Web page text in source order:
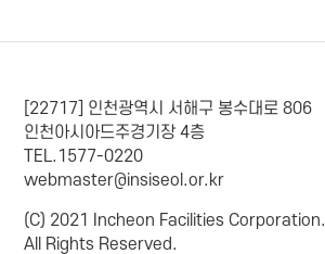
[22717] 인천광역시 서해구 봉수대로 806
인천아시아드주경기장 4층
TEL.1577-0220
webmaster@insiseol.or.kr
(C) 2021 Incheon Facilities Corporation.
All Rights Reserved.